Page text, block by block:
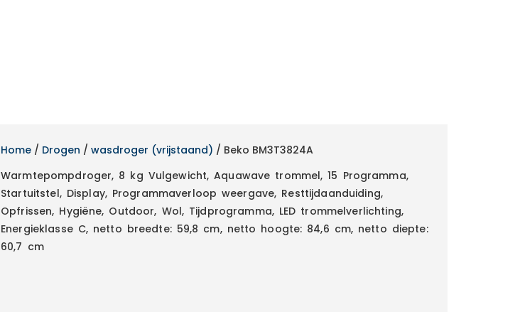
Home / Drogen /wasdroger (vrijstaand) / Beko BM3T3824A
Warmtepompdroger, 8 kg Vulgewicht, Aquawave trommel, 15 Programma,
Startuitstel, Display, Programmaverloop weergave, Resttijdaanduiding,
Opfrissen, Hygiëne, Outdoor, Wol, Tijdprogramma, LED trommelverlichting,
Energieklasse C, netto breedte: 59,8 cm, netto hoogte: 84,6 cm, netto diepte:
60,7 cm